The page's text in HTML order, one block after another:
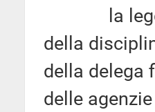
la legge
della
della delega
delle